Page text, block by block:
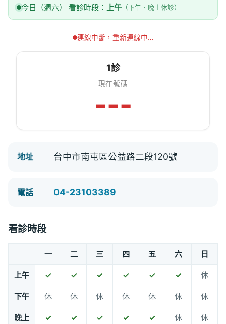
今日（週六） 看診時段： 上午 （下午、晚上休診）
連線中斷，重新連線中…
1診
現在號碼
---
地址 台中市南屯區公益路二段120號
電話 04-23103389
看診時段
一 二 三 四 五 六 日
上午 ✓ ✓ ✓ ✓ ✓ ✓ 休
下午 休 休 休 休 休 休 休
晚上 ✓ ✓ ✓ ✓ ✓ 休 休